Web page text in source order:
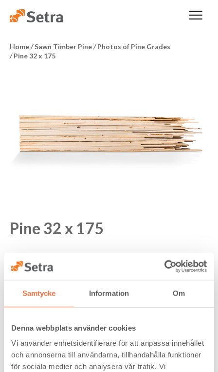
Samtycke Information Om
Denna webbplats använder cookies
Vi använder enhetsidentifierare för att anpassa innehållet
och annonserna till användarna, tillhandahålla funktioner
för sociala medier och analysera vår trafik. Vi
Home/Sawn Timber Pine/ Photos of Pine Grades
/ Pine 32 x 175
Pine 32 x 175
such as planing, cracks, discolouration and rot. Used for
form work, packaging etc.
PINE 32x175 VII